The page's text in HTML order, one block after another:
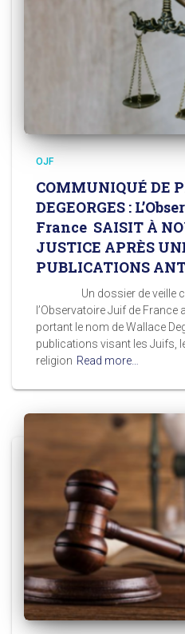
OJF
COMMUNIQUÉ DE
DEGEORGES :
France SAISIT À
JUSTICE APRÈS
PUBLICATIONS
Un dossier de veille
l’Observatoire Juif de
portant le nom de Wallace
publications visant les Juifs,
religion Read more…